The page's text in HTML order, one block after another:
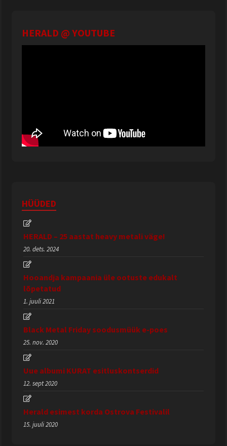
HERALD @ YOUTUBE
HÜÜDED
HERALD – 25 aastat heavy metali väge!
20. dets. 2024
Hooandja kampaania üle ootuste edukalt
lõpetatud
1. juuli 2021
Black Metal Friday soodusmüük e-poes
25. nov. 2020
Uue albumi KURAT esitluskontserdid
12. sept 2020
Herald esimest korda Ostrova Festivalil
15. juuli 2020